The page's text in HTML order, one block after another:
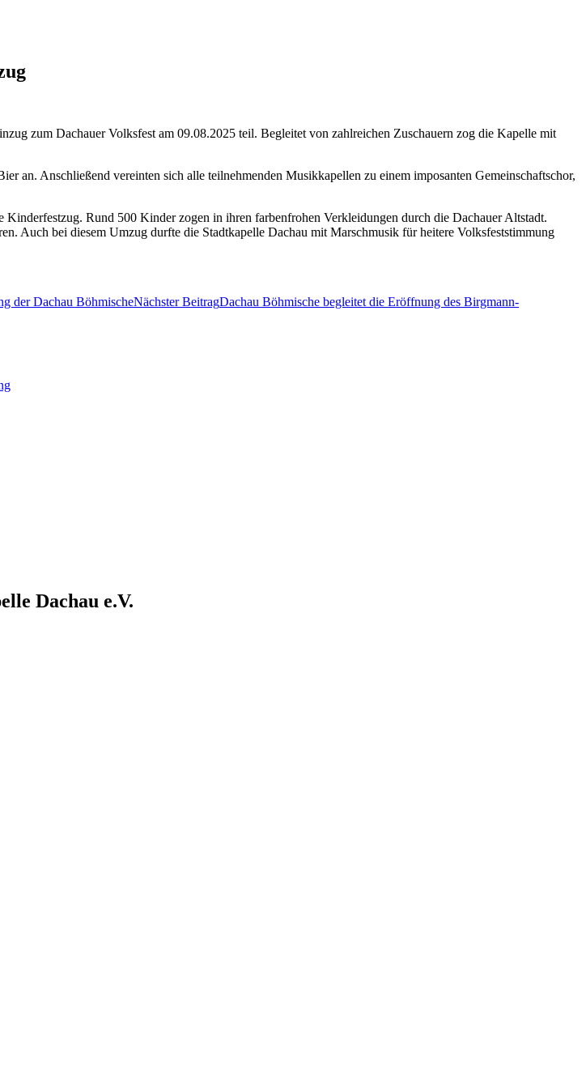
zum Dachauer Volksfest am 09.08.2025 teil. Begleitet von zahlreichen Zuschauern zog die Kapelle mit
an. Anschließend vereinten sich alle teilnehmenden Musikkapellen zu einem imposanten Gemeinschaftschor,
Rund 500 Kinder zogen in ihren farbenfrohen Verkleidungen durch die Dachauer Altstadt.
Auch bei diesem Umzug durfte die Stadtkapelle Dachau mit Marschmusik für heitere Volksfeststimmung
der Dachau BöhmischeNächster BeitragDachau Böhmische begleitet die Eröffnung des Birgmann-
Dachau e.V.